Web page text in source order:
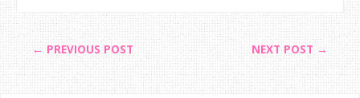
← PREVIOUS POST NEXT POST →